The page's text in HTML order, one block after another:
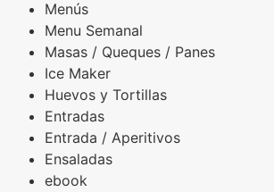
Menús
Menu Semanal
Masas / Queques / Panes
Ice Maker
Huevos y Tortillas
Entradas
Entrada / Aperitivos
Ensaladas
ebook